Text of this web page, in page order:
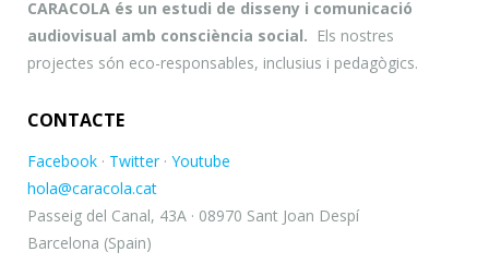
CARACOLA és un estudi de disseny i comunicació
audiovisual amb consciència social. Els nostres
projectes són eco-responsables, inclusius i pedagògics.
CONTACTE
Facebook · Twitter· Youtube
hola@caracola.cat
Passeig del Canal, 43A · 08970 Sant Joan Despí
Barcelona (Spain)